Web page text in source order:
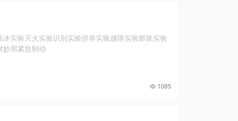
实验灭火实验识别实验抓举实验越障实验膨胀实验
妙用紧急制动
1085